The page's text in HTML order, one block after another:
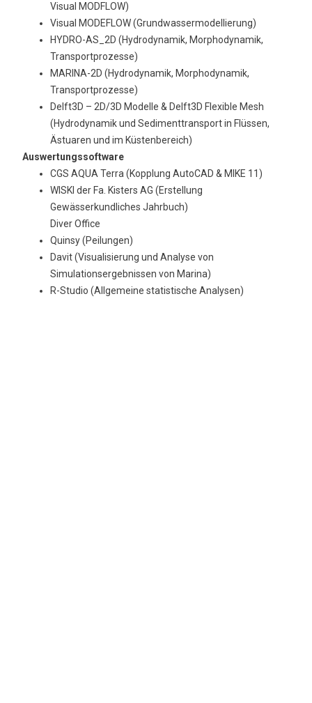
Visual MODFLOW)
Visual MODEFLOW (Grundwassermodellierung)
HYDRO-AS_2D (Hydrodynamik, Morphodynamik,
Transportprozesse)
MARINA-2D (Hydrodynamik, Morphodynamik,
Transportprozesse)
Delft3D – 2D/3D Modelle & Delft3D Flexible Mesh
(Hydrodynamik und Sedimenttransport in Flüssen,
Ästuaren und im Küstenbereich)
Auswertungssoftware
CGS AQUA Terra (Kopplung AutoCAD & MIKE 11)
WISKI der Fa. Kisters AG (Erstellung
Gewässerkundliches Jahrbuch)
Diver Office
Quinsy (Peilungen)
Davit (Visualisierung und Analyse von
Simulationsergebnissen von Marina)
R-Studio (Allgemeine statistische Analysen)